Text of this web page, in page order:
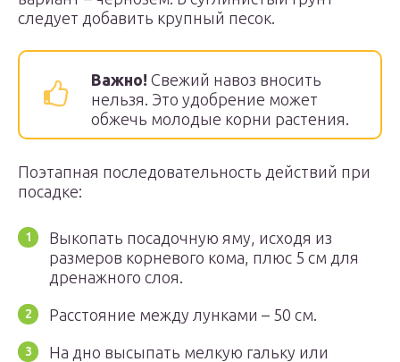
следует добавить крупный песок.
Важно! Свежий навоз вносить
нельзя. Это удобрение может
обжечь молодые корни растения.
Поэтапная последовательность действий при
посадке:
Выкопать посадочную яму, исходя из
размеров корневого кома, плюс 5 см для
дренажного слоя.
Расстояние между лунками – 50 см.
На дно высыпать мелкую гальку или